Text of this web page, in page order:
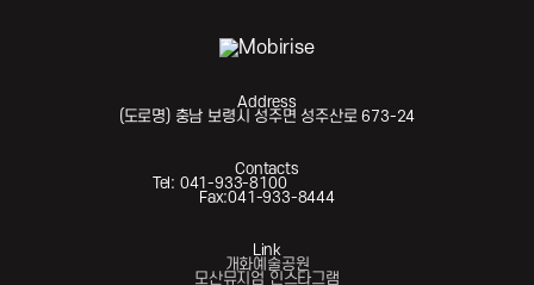
Address
(도로명) 충남 보령시 성주면 성주산로 673-24
Contacts
Tel: 041-933-8100
Fax:041-933-8444
Link
개화예술공원
모산뮤지엄 인스타그램